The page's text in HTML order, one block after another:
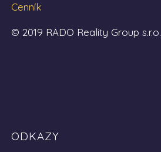
Cenník
© 2019 RADO Reality Group s.r.o.
ODKAZY